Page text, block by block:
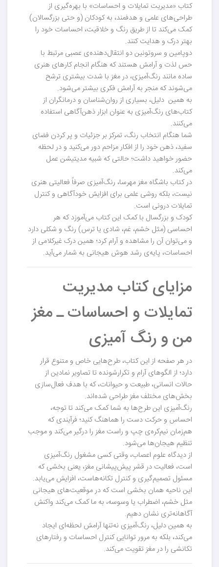
کتاب «مدیریت تمایلات و احساسات» با بهره‌گیری از
طراحی‌های علمی و هدفمند، به کودکان (و حتی بزرگسالان)
کمک می‌کند تا از طریق رنگ و خلاقیت، احساسات خود را
بهتر درک و هدایت کنند.
دوپامین و سروتونین دو انتقال‌دهنده‌ی عصبی مرتبط با
حس لذت و آرامش هستند که هنگام انجام کارهای هنری
ساده مانند رنگ‌آمیزی، در مغز با شدت بیشتری ترشح
می‌شوند که منجر به آرامش فکری بیشتر می‌شود.
به همین دلیل، بسیاری از روان‌شناسان و درمانگران از
کتاب‌های رنگ‌آمیزی به عنوان ابزار ذهن‌آگاهی استفاده
می‌کنند.
شما هنگام انتخاب رنگ، تمرکز بر جزئیات و پر کردن فضای
سفید، ذهن خود را از افکار مزاحم دور می‌کنید و در لحظه
حضور خواهید داشت؛ حالتی که شبیه مدیتیشن عمل
می‌کند.
در کتاب باشگاه مغز مهرسا، رنگ‌آمیزی صرفاً فعالیتی هنری
نیست، بلکه روشی علمی برای افزایش خودآگاهی و کنترل
تمایلات درونی است.
کودک و بزرگسال با کمک این کتاب می‌آموزد که هر
احساسی (مثل خشم، غم، شادی یا ترس) رنگ و شکلی دارد
و می‌توان آن را مشاهده و آرام کرد؛ همین درک غیرکلامی از
احساسات، پایه‌ی رشد هوش هیجانی به شمار می‌آید.
مزایای کتاب مدیریت
تمایلات و احساسات ـ مغز
من و رنگ آمیزی
در هر صفحه از این کتاب، طرح‌هایی خاص و متنوع قرار
دارد؛ از الگوهای آرام و تکرارشونده تا تصاویر نمادین از
حالات انسانی، طبیعت و حیوانات، که با هدف فعال‌سازی
بخش‌های مختلف مغز طراحی شده‌اند.
رنگ‌آمیزی این طرح‌ها به شما کمک می‌کند تا توجه،
احساس و حرکت دست را هماهنگ کنید؛ فرآیندی که
هم‌زمان نیم‌کره‌ی چپ و راست مغز را درگیر می‌کند و موجب
تنظیم هیجان‌ها می‌شود.
از دیدگاه علوم اعصاب، وقتی کسی مشغول رنگ‌آمیزی
است، فعالیت در قشر پیش‌پیشانی مغز، یعنی بخشی که
مسئول تصمیم‌گیری و کنترل تکانه‌هاست، افزایش می‌یابد.
این ناحیه همان بخشی است که در موقعیت‌های هیجانی
مثل خشم، اضطراب یا وسوسه، به ما کمک می‌کند واکنش
آگاهانه‌تری نشان دهیم.
به همین دلیل، رنگ‌آمیزی نه‌تنها آرامش لحظه‌ای ایجاد
می‌کند، بلکه به مرور توانایی کنترل احساسات و رفتارهای
تکانشی را در مغز تقویت می‌کند.